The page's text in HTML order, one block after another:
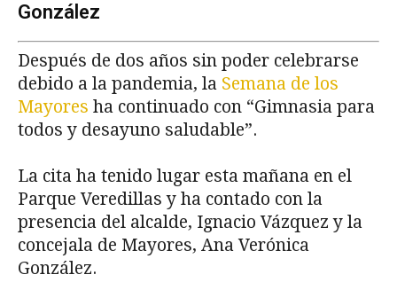
González
Después de dos años sin poder celebrarse
debido a la pandemia, la Semana de los
Mayores ha continuado con “Gimnasia para
todos y desayuno saludable”.
La cita ha tenido lugar esta mañana en el
Parque Veredillas y ha contado con la
presencia del alcalde, Ignacio Vázquez y la
concejala de Mayores, Ana Verónica
González.